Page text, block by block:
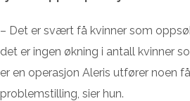
– Det er svært få kvinner som
det er ingen økning i antall kvinner
er en operasjon Aleris utfører noen
problemstilling, sier hun.